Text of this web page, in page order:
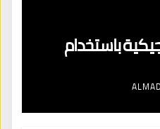
باستخدام